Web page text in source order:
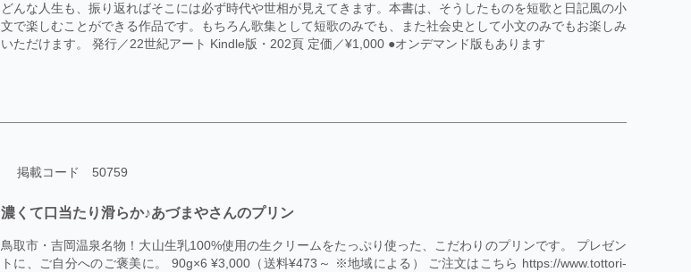
どんな人生も、振り返ればそこには必ず時代や世相が見えてきます。本書は、そうしたものを短歌と日記風の小
文で楽しむことができる作品です。もちろん歌集として短歌のみでも、また社会史として小文のみでもお楽しみ
いただけます。 発行／22世紀アート Kindle版・202頁 定価／¥1,000 ●オンデマンド版もあります
掲載コード 50759
濃くて口当たり滑らか♪あづまやさんのプリン
鳥取市・吉岡温泉名物！大山生乳100%使用の生クリームをたっぷり使った、こだわりのプリンです。 プレゼン
トに、ご自分へのご褒美に。 90g×6 ¥3,000（送料¥473～ ※地域による） ご注文はこちら https://www.tottori-